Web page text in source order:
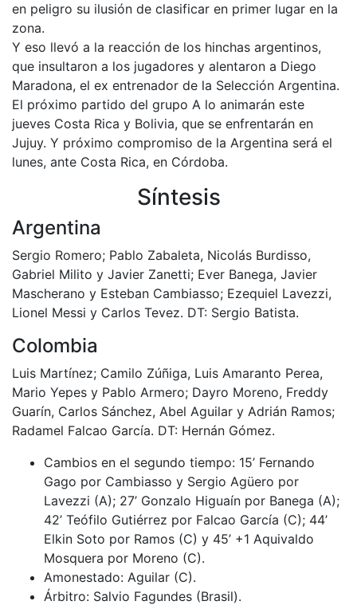
en peligro su ilusión de clasificar en primer lugar en la
zona.
Y eso llevó a la reacción de los hinchas argentinos,
que insultaron a los jugadores y alentaron a Diego
Maradona, el ex entrenador de la Selección Argentina.
El próximo partido del grupo A lo animarán este
jueves Costa Rica y Bolivia, que se enfrentarán en
Jujuy. Y próximo compromiso de la Argentina será el
lunes, ante Costa Rica, en Córdoba.
Síntesis
Argentina
Sergio Romero; Pablo Zabaleta, Nicolás Burdisso,
Gabriel Milito y Javier Zanetti; Ever Banega, Javier
Mascherano y Esteban Cambiasso; Ezequiel Lavezzi,
Lionel Messi y Carlos Tevez. DT: Sergio Batista.
Colombia
Luis Martínez; Camilo Zúñiga, Luis Amaranto Perea,
Mario Yepes y Pablo Armero; Dayro Moreno, Freddy
Guarín, Carlos Sánchez, Abel Aguilar y Adrián Ramos;
Radamel Falcao García. DT: Hernán Gómez.
Cambios en el segundo tiempo: 15’ Fernando
Gago por Cambiasso y Sergio Agüero por
Lavezzi (A); 27’ Gonzalo Higuaín por Banega (A);
42’ Teófilo Gutiérrez por Falcao García (C); 44’
Elkin Soto por Ramos (C) y 45’ +1 Aquivaldo
Mosquera por Moreno (C).
Amonestado: Aguilar (C).
Árbitro: Salvio Fagundes (Brasil).